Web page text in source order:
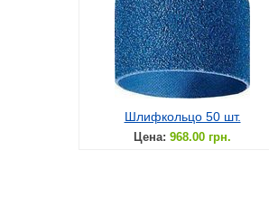
Шлифкольцо 50 шт.
Цена: 968.00 грн.